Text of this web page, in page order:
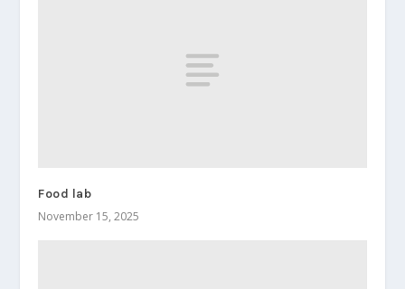
Food lab
November 15, 2025